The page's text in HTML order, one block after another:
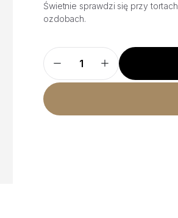
Świetnie sprawdzi się przy
ozdobach.
Lukier
Cukrowy
w
Proszku
300g
-
Biały